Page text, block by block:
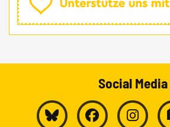
Social Media